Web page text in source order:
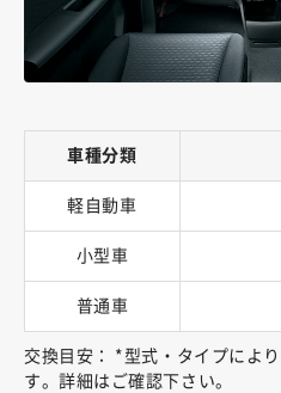
車種分類
軽自動車
小型車
普通車
交換目安： *型式・タイプによ
す。詳細はご確認下さい。